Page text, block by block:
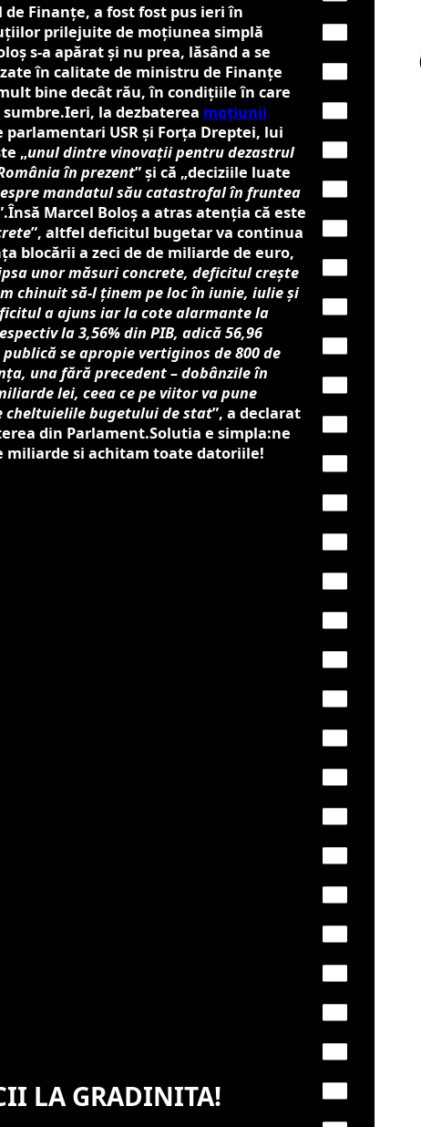
Finanțe, a fost fost pus ieri în
prilejuite de moțiunea simplă
s-a apărat și nu prea, lăsând a se
în calitate de ministru de Finanțe
bine decât rău, în condițiile în care
la dezbaterea moțiunii
USR și Forța Dreptei, lui
„unul dintre vinovații pentru dezastrul
în prezent” și că „deciziile luate
mandatul său catastrofal în fruntea
Marcel Boloș a atras atenția că este
”, altfel deficitul bugetar va continua
blocării a zeci de de miliarde de euro,
unor măsuri concrete, deficitul creşte
chinuit să-l ţinem pe loc în iunie, iulie şi
a ajuns iar la cote alarmante la
la 3,56% din PIB, adică 56,96
se apropie vertiginos de 800 de
una fără precedent – dobânzile în
lei, ceea ce pe viitor va pune
cheltuielile bugetului de stat”, a declarat
din Parlament.Solutia e simpla:ne
miliarde si achitam toate datoriile!
LA GRADINITA!